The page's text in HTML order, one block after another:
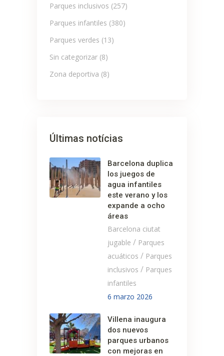
Parques inclusivos (257)
Parques infantiles (380)
Parques verdes (13)
Sin categorizar (8)
Zona deportiva (8)
Últimas notícias
Barcelona duplica
los juegos de
agua infantiles
este verano y los
expande a ocho
áreas
Barcelona ciutat
jugable / Parques
acuáticos / Parques
inclusivos / Parques
infantiles
6 marzo 2026
Villena inaugura
dos nuevos
parques urbanos
con mejoras en